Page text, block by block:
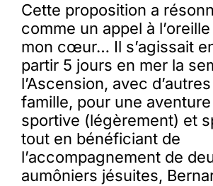
Cette proposition a
comme un appel à
mon cœur… Il s’agissait
partir 5 jours en mer la
l’Ascension, avec
famille, pour une
sportive (légèrement) et
tout en bénéficiant de
l’accompagnement de
aumôniers jésuites,